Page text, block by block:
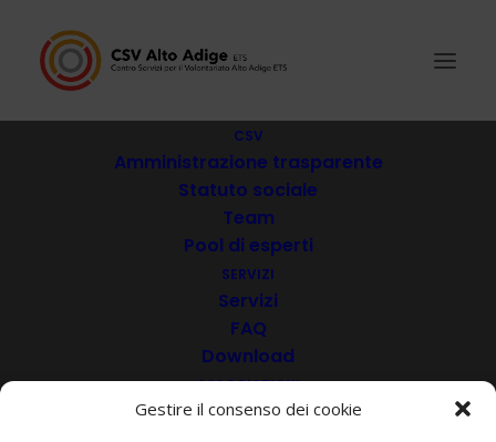
Gestire il consenso dei cookie
CSV
Amministrazione trasparente
Statuto sociale
Team
Pool di esperti
SERVIZI
Servizi
FAQ
Download
ASSOCIAZIONI
Soci